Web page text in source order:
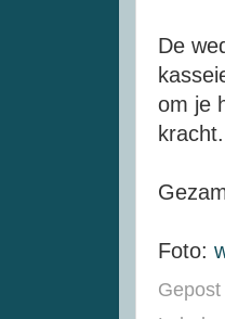
De
om je
kracht.
Foto: